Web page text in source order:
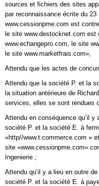
sources et fichiers des sites
par reconnaissance écrite du
www.cessionpme.com est
le site www.destocknet.com
www.echangepro.com, le site
le site www.marketfrais.com»,
Attendu que les actes de
Attendu que la société P. et la
la situation antérieure de
services, elles se sont rendues
Attendu en conséquence qu’il y
société P. et la société E. à
«http//www.t.commerce.com »
site «www.cessionpme.com»
Ingenierie ;
Attendu qu’il y a lieu en outre
société P. et la société E. à